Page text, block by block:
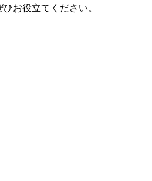
お役立てください。